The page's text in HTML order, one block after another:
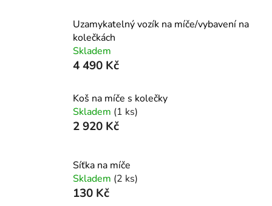
Uzamykatelný vozík na míče/vybavení na
kolečkách
Skladem
4 490 Kč
Koš na míče s kolečky
Skladem (1 ks)
2 920 Kč
Síťka na míče
Skladem (2 ks)
130 Kč